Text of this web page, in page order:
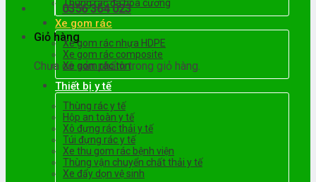
0356 364 023
Giỏ hàng
Chưa có sản phẩm trong giỏ hàng.
Thùng rác đá hoa cương
Xe gom rác
Xe gom rác nhựa HDPE
Xe gom rác composite
Xe gom rác tôn
Thiết bị y tế
Thùng rác y tế
Hộp an toàn y tế
Xô đựng rác thải y tế
Túi đựng rác y tế
Xe thu gom rác bệnh viện
Thùng vận chuyển chất thải y tế
Xe đẩy dọn vệ sinh